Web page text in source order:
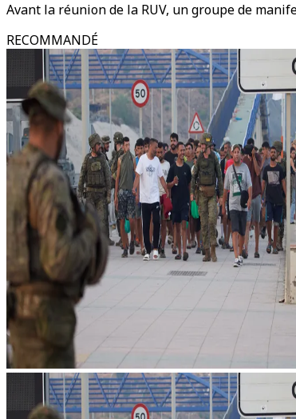
Avant la réunion de la RUV, un groupe de
RECOMMANDÉ